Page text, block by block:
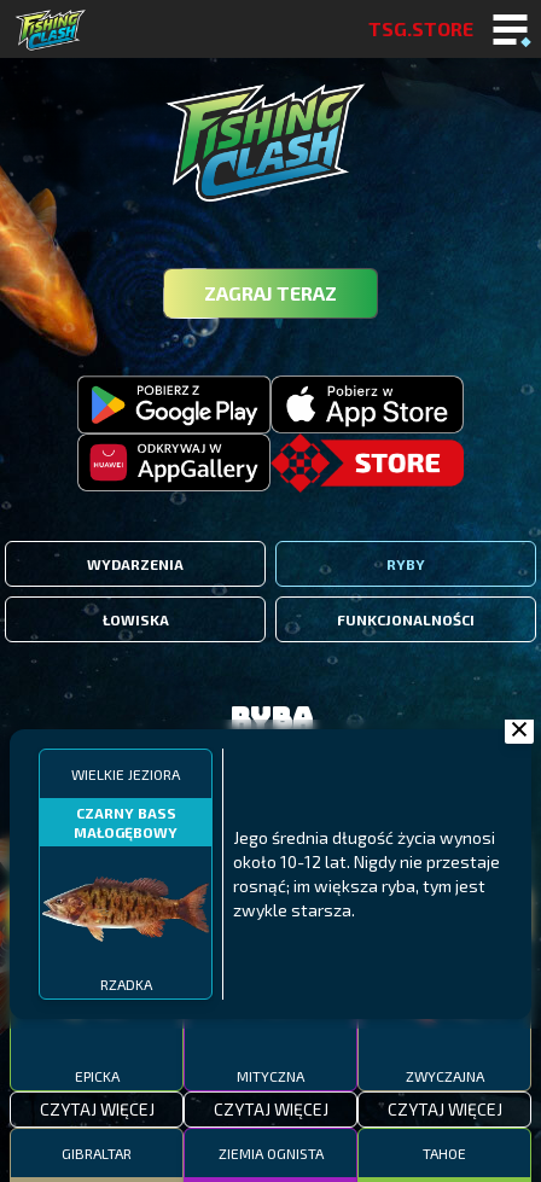
TSG.STORE
ZAGRAJ TERAZ
WYDARZENIA RYBY
ŁOWISKA FUNKCJONALNOŚCI
WIELKIE JEZIORA
CZARNY BASS
MAŁOGĘBOWY
RZADKA
Jego średnia długość życia wynosi
około 10-12 lat. Nigdy nie przestaje
rosnąć; im większa ryba, tym jest
zwykle starsza.
Ryba
PYSZCZAK ZACHODNI
EPICKA
CZYTAJ WIĘCEJ
PÓŁNOCNE FIORDY
LING
MITYCZNA
CZYTAJ WIĘCEJ
WYSPY GALAPAGOS
ZWYCZAJNA
CZYTAJ WIĘCEJ
GIBRALTAR ZIEMIA OGNISTA TAHOE